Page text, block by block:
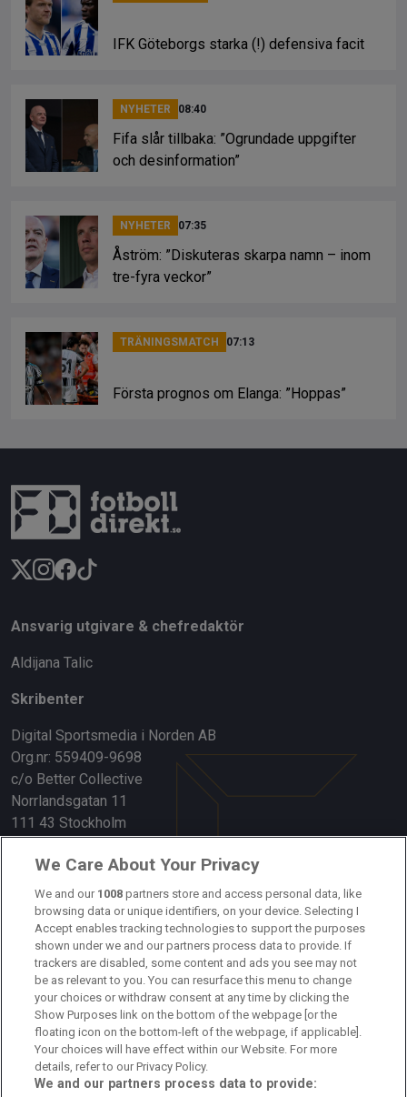
IFK Göteborgs starka (!) defensiva facit
NYHETER 08:40
Fifa slår tillbaka: ”Ogrundade uppgifter
och desinformation”
NYHETER 07:35
Åström: ”Diskuteras skarpa namn – inom
tre-fyra veckor”
TRÄNINGSMATCH 07:13
Första prognos om Elanga: ”Hoppas”
Ansvarig utgivare & chefredaktör
Aldijana Talic
Skribenter
Digital Sportsmedia i Norden AB
Org.nr: 559409-9698
c/o Better Collective
Norrlandsgatan 11
111 43 Stockholm
Länkar
Om oss
Kontakta oss
Kundtjänst
Sponsor: Rekatochklart
Annonsera på Fotbolldirekt
Redaktionell policy
We Care About Your Privacy
We and our 1008 partners store and access personal data, like
browsing data or unique identifiers, on your device. Selecting I
Accept enables tracking technologies to support the purposes
shown under we and our partners process data to provide. If
trackers are disabled, some content and ads you see may not
be as relevant to you. You can resurface this menu to change
your choices or withdraw consent at any time by clicking the
Show Purposes link on the bottom of the webpage [or the
floating icon on the bottom-left of the webpage, if applicable].
Your choices will have effect within our Website. For more
details, refer to our Privacy Policy.
We and our partners process data to provide: